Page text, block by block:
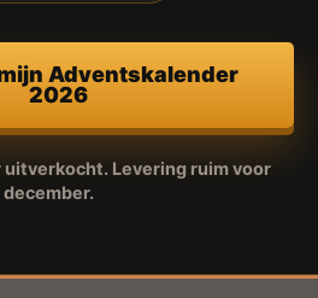
Adventskalender
2026
uitverkocht. Levering ruim voor
december.